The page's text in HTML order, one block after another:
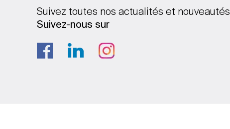
Suivez toutes nos actualités et nouveautés
Suivez-nous sur